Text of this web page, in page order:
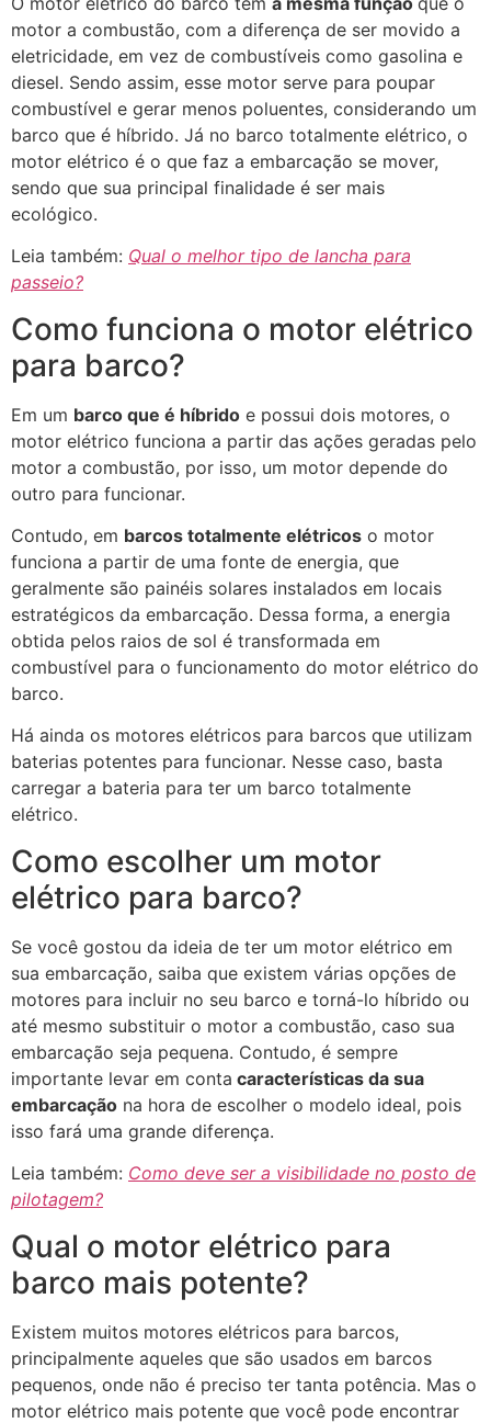
motor a combustão, com a diferença de ser movido a
eletricidade, em vez de combustíveis como gasolina e
diesel. Sendo assim, esse motor serve para poupar
combustível e gerar menos poluentes, considerando um
barco que é híbrido. Já no barco totalmente elétrico, o
motor elétrico é o que faz a embarcação se mover,
sendo que sua principal finalidade é ser mais
ecológico.
Leia também: Qual o melhor tipo de lancha para
passeio?
Como funciona o motor elétrico
para barco?
Em um barco que é híbrido e possui dois motores, o
motor elétrico funciona a partir das ações geradas pelo
motor a combustão, por isso, um motor depende do
outro para funcionar.
Contudo, em barcos totalmente elétricos o motor
funciona a partir de uma fonte de energia, que
geralmente são painéis solares instalados em locais
estratégicos da embarcação. Dessa forma, a energia
obtida pelos raios de sol é transformada em
combustível para o funcionamento do motor elétrico do
barco.
Há ainda os motores elétricos para barcos que utilizam
baterias potentes para funcionar. Nesse caso, basta
carregar a bateria para ter um barco totalmente
elétrico.
Como escolher um motor
elétrico para barco?
Se você gostou da ideia de ter um motor elétrico em
sua embarcação, saiba que existem várias opções de
motores para incluir no seu barco e torná-lo híbrido ou
até mesmo substituir o motor a combustão, caso sua
embarcação seja pequena. Contudo, é sempre
importante levar em conta características da sua
embarcação na hora de escolher o modelo ideal, pois
isso fará uma grande diferença.
Leia também: Como deve ser a visibilidade no posto de
pilotagem?
Qual o motor elétrico para
barco mais potente?
Existem muitos motores elétricos para barcos,
principalmente aqueles que são usados em barcos
pequenos, onde não é preciso ter tanta potência. Mas o
motor elétrico mais potente que você pode encontrar